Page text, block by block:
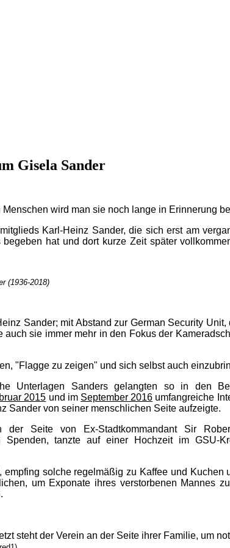
Gisela Sander
wird man sie noch lange in Erinnerung
Karl-Heinz Sander, die sich erst am
hat und dort kurze Zeit später
(1936-2018)
Sander; mit Abstand zur German Security Unit,
sie immer mehr in den Fokus der
"Flagge zu zeigen" und sich selbst auch
Unterlagen Sanders gelangten so in den
2015 und im September 2016 umfangreiche
Sander von seiner menschlichen Seite aufzeigte.
Seite von Ex-Stadtkommandant Sir
Spenden, tanzte auf einer Hochzeit im GSU-
solche regelmäßig zu Kaffee und Kuchen
um Exponate ihres verstorbenen Mannes
steht der Verein an der Seite ihrer Familie, um